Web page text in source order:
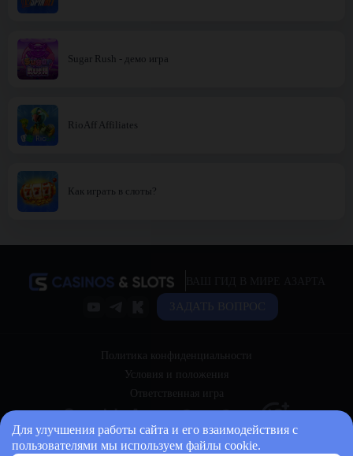
Sugar Rush - демо игра
RioAff Affiliates
Как играть в слоты?
ЗАДАТЬ ВОПРОС
Политика конфиденциальности
Условия и положения
Ответственная игра
Для улучшения работы сайта и его взаимодействия с
пользователями мы используем файлы cookie.